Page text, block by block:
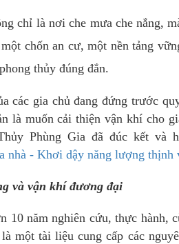
chỉ là nơi che mưa che nắng,
chốn an cư, một nền tảng
thủy đúng đắn.
các gia chủ đang đứng trước
là muốn cải thiện vận khí cho
Phùng Gia đã đúc kết và
nhà - Khơi dậy năng lượng thịnh
và vận khí đương đại
10 năm nghiên cứu, thực hành,
một tài liệu cung cấp các